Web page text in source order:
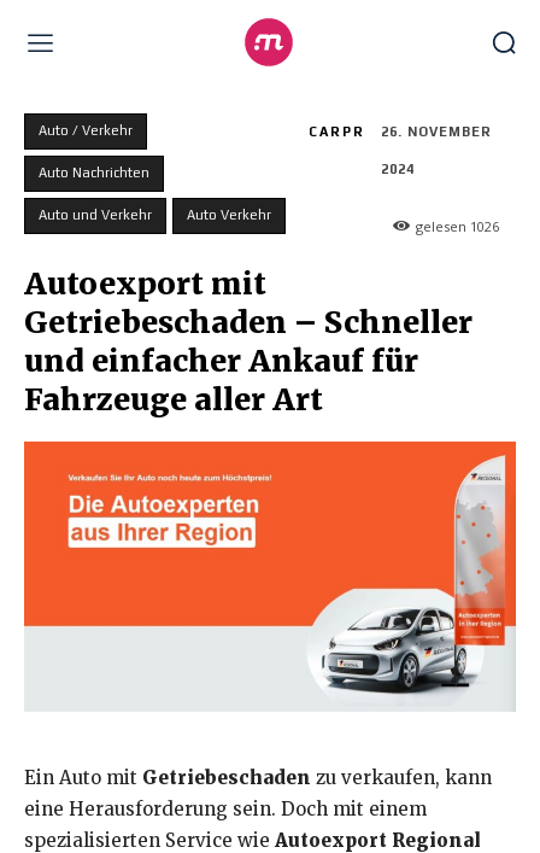
Auto / Verkehr
Auto Nachrichten
Auto und Verkehr Auto Verkehr
CARPR 26. NOVEMBER
2024
gelesen 1026
Autoexport mit
Getriebeschaden – Schneller
und einfacher Ankauf für
Fahrzeuge aller Art
Ein Auto mit Getriebeschaden zu verkaufen, kann
eine Herausforderung sein. Doch mit einem
spezialisierten Service wie Autoexport Regional